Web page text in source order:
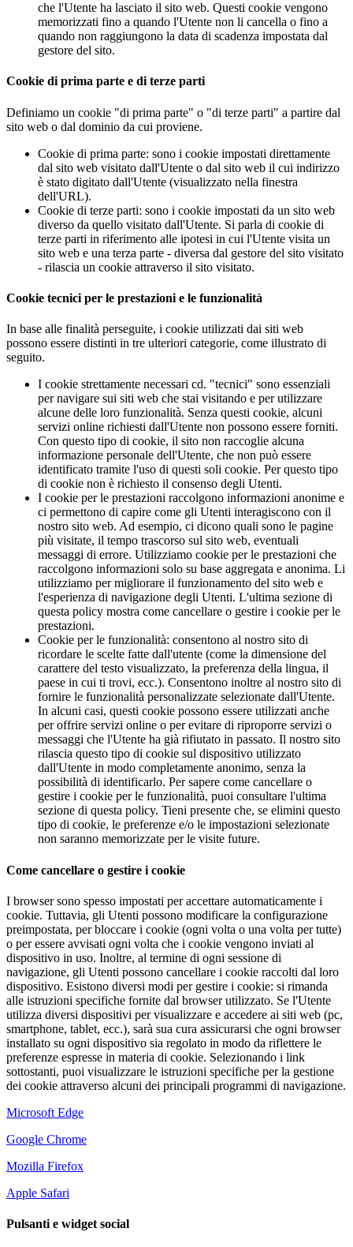
che l'Utente ha lasciato il sito web. Questi cookie vengono
memorizzati fino a quando l'Utente non li cancella o fino a
quando non raggiungono la data di scadenza impostata dal
gestore del sito.
Cookie di prima parte e di terze parti
Definiamo un cookie "di prima parte" o "di terze parti" a partire dal
sito web o dal dominio da cui proviene.
Cookie di prima parte: sono i cookie impostati direttamente
dal sito web visitato dall'Utente o dal sito web il cui indirizzo
è stato digitato dall'Utente (visualizzato nella finestra
dell'URL).
Cookie di terze parti: sono i cookie impostati da un sito web
diverso da quello visitato dall'Utente. Si parla di cookie di
terze parti in riferimento alle ipotesi in cui l'Utente visita un
sito web e una terza parte - diversa dal gestore del sito visitato
- rilascia un cookie attraverso il sito visitato.
Cookie tecnici per le prestazioni e le funzionalità
In base alle finalità perseguite, i cookie utilizzati dai siti web
possono essere distinti in tre ulteriori categorie, come illustrato di
seguito.
I cookie strettamente necessari cd. "tecnici" sono essenziali
per navigare sui siti web che stai visitando e per utilizzare
alcune delle loro funzionalità. Senza questi cookie, alcuni
servizi online richiesti dall'Utente non possono essere forniti.
Con questo tipo di cookie, il sito non raccoglie alcuna
informazione personale dell'Utente, che non può essere
identificato tramite l'uso di questi soli cookie. Per questo tipo
di cookie non è richiesto il consenso degli Utenti.
I cookie per le prestazioni raccolgono informazioni anonime e
ci permettono di capire come gli Utenti interagiscono con il
nostro sito web. Ad esempio, ci dicono quali sono le pagine
più visitate, il tempo trascorso sul sito web, eventuali
messaggi di errore. Utilizziamo cookie per le prestazioni che
raccolgono informazioni solo su base aggregata e anonima. Li
utilizziamo per migliorare il funzionamento del sito web e
l'esperienza di navigazione degli Utenti. L'ultima sezione di
questa policy mostra come cancellare o gestire i cookie per le
prestazioni.
Cookie per le funzionalità: consentono al nostro sito di
ricordare le scelte fatte dall'utente (come la dimensione del
carattere del testo visualizzato, la preferenza della lingua, il
paese in cui ti trovi, ecc.). Consentono inoltre al nostro sito di
fornire le funzionalità personalizzate selezionate dall'Utente.
In alcuni casi, questi cookie possono essere utilizzati anche
per offrire servizi online o per evitare di riproporre servizi o
messaggi che l'Utente ha già rifiutato in passato. Il nostro sito
rilascia questo tipo di cookie sul dispositivo utilizzato
dall'Utente in modo completamente anonimo, senza la
possibilità di identificarlo. Per sapere come cancellare o
gestire i cookie per le funzionalità, puoi consultare l'ultima
sezione di questa policy. Tieni presente che, se elimini questo
tipo di cookie, le preferenze e/o le impostazioni selezionate
non saranno memorizzate per le visite future.
Come cancellare o gestire i cookie
I browser sono spesso impostati per accettare automaticamente i
cookie. Tuttavia, gli Utenti possono modificare la configurazione
preimpostata, per bloccare i cookie (ogni volta o una volta per tutte)
o per essere avvisati ogni volta che i cookie vengono inviati al
dispositivo in uso. Inoltre, al termine di ogni sessione di
navigazione, gli Utenti possono cancellare i cookie raccolti dal loro
dispositivo. Esistono diversi modi per gestire i cookie: si rimanda
alle istruzioni specifiche fornite dal browser utilizzato. Se l'Utente
utilizza diversi dispositivi per visualizzare e accedere ai siti web (pc,
smartphone, tablet, ecc.), sarà sua cura assicurarsi che ogni browser
installato su ogni dispositivo sia regolato in modo da riflettere le
preferenze espresse in materia di cookie. Selezionando i link
sottostanti, puoi visualizzare le istruzioni specifiche per la gestione
dei cookie attraverso alcuni dei principali programmi di navigazione.
Microsoft Edge
Google Chrome
Mozilla Firefox
Apple Safari
Pulsanti e widget social